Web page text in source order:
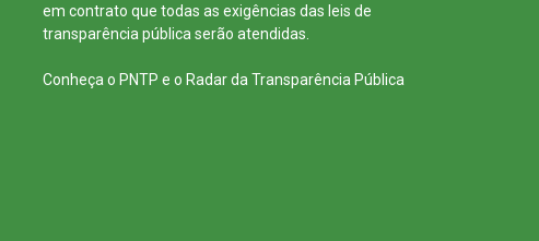
em contrato que todas as exigências das leis de
transparência pública serão atendidas.
Conheça o PNTP e o Radar da Transparência Pública